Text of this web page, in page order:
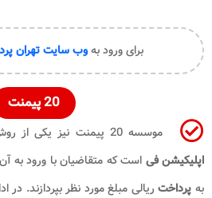
برای ورود بهوب سایت تهران
20 پیمنت
موسسه 20 پیمنت نیز یکی از روش ها در
اپلیکیشن فی است که متقاضیان با ورود به
به پرداختریالی مبلغ مورد نظر بپردازند. در